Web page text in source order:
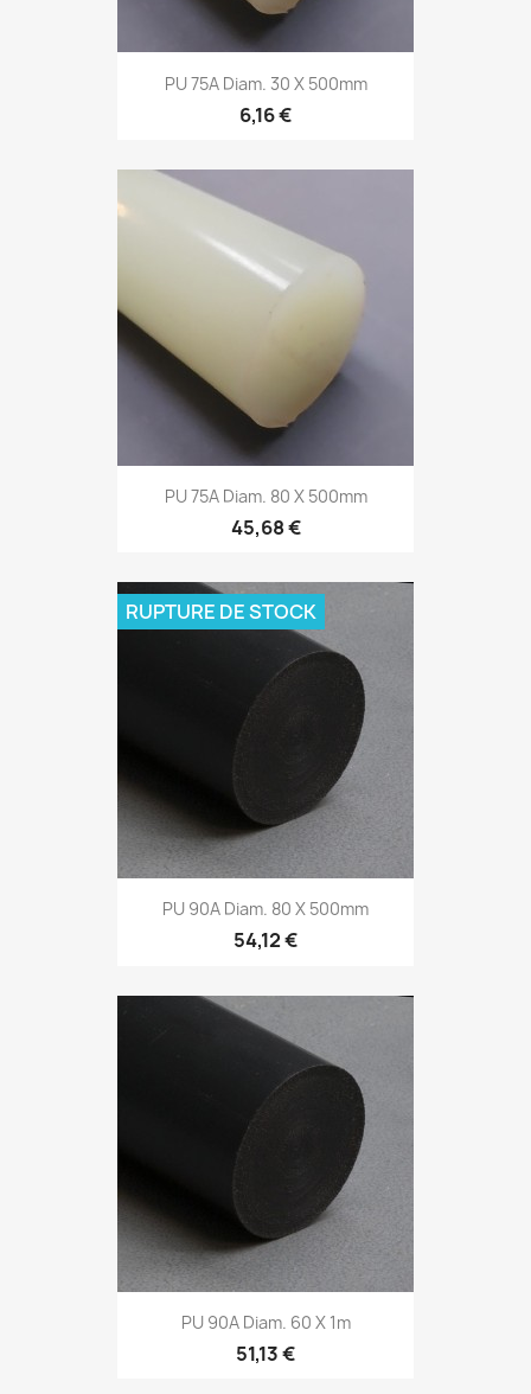
PU 75A Diam. 30 X 500mm
6,16 €
PU 75A Diam. 80 X 500mm
45,68 €
PU 90A Diam. 80 X 500mm
54,12 €
RUPTURE DE STOCK
PU 90A Diam. 60 X 1m
51,13 €